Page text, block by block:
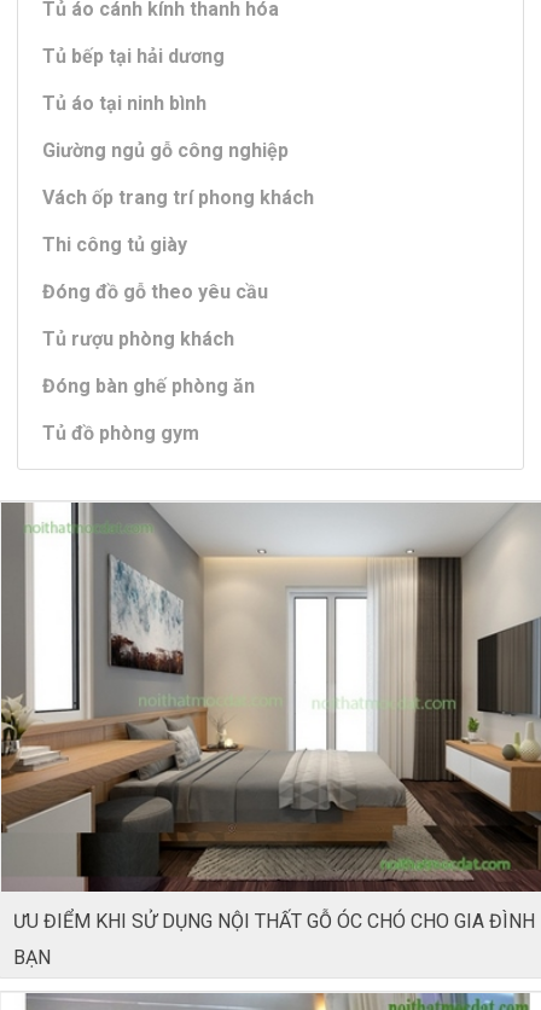
Tủ áo cánh kính thanh hóa
Tủ bếp tại hải dương
Tủ áo tại ninh bình
Giường ngủ gỗ công nghiệp
Vách ốp trang trí phong khách
Thi công tủ giày
Đóng đồ gỗ theo yêu cầu
Tủ rượu phòng khách
Đóng bàn ghế phòng ăn
Tủ đồ phòng gym
ƯU ĐIỂM KHI SỬ DỤNG NỘI THẤT GỖ ÓC CHÓ CHO GIA ĐÌNH
BẠN